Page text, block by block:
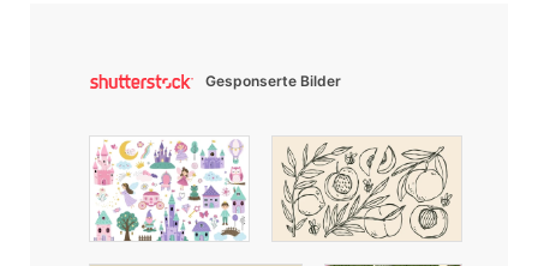
Gesponserte Bilder